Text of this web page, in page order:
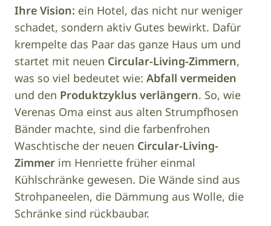
Ihre Vision: ein Hotel, das nicht nur weniger
schadet, sondern aktiv Gutes bewirkt. Dafür
krempelte das Paar das ganze Haus um und
startet mit neuen Circular-Living-Zimmern,
was so viel bedeutet wie: Abfall vermeiden
und den Produktzyklus verlängern. So, wie
Verenas Oma einst aus alten Strumpfhosen
Bänder machte, sind die farbenfrohen
Waschtische der neuen Circular-Living-
Zimmer im Henriette früher einmal
Kühlschränke gewesen. Die Wände sind aus
Strohpaneelen, die Dämmung aus Wolle, die
Schränke sind rückbaubar.